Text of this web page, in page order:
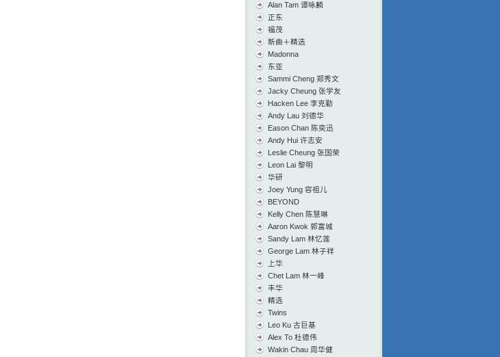
Alan Tam 谭咏麟
正东
福茂
新曲＋精选
Madonna
东亚
Sammi Cheng 郑秀文
Jacky Cheung 张学友
Hacken Lee 李克勤
Andy Lau 刘德华
Eason Chan 陈奕迅
Andy Hui 许志安
Leslie Cheung 张国荣
Leon Lai 黎明
华研
Joey Yung 容祖儿
BEYOND
Kelly Chen 陈慧琳
Aaron Kwok 郭富城
Sandy Lam 林忆莲
George Lam 林子祥
上华
Chet Lam 林一峰
丰华
精选
Twins
Leo Ku 古巨基
Alex To 杜德伟
Wakin Chau 周华健